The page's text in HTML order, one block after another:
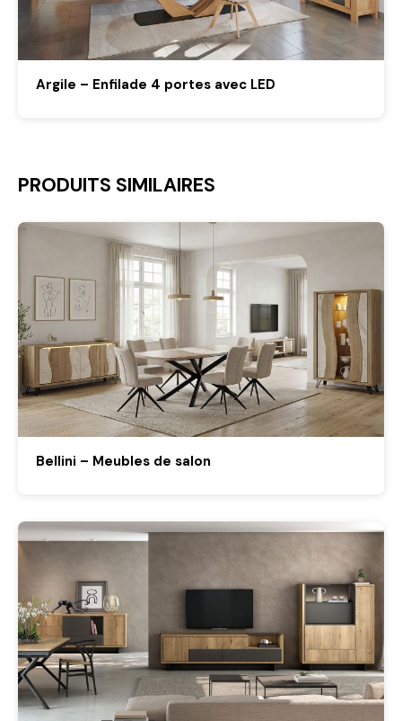
Argile – Enfilade 4 portes avec LED
PRODUITS SIMILAIRES
Bellini – Meubles de salon